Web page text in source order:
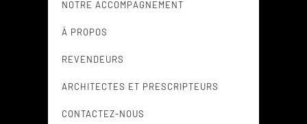
NOTRE ACCOMPAGNEMENT
À PROPOS
REVENDEURS
ARCHITECTES ET PRESCRIPTEURS
CONTACTEZ-NOUS